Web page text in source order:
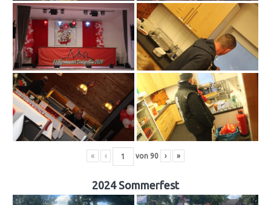
« ‹ von 90 › »
2024 Sommerfest